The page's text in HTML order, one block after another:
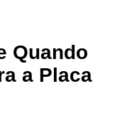
Quando
a Placa